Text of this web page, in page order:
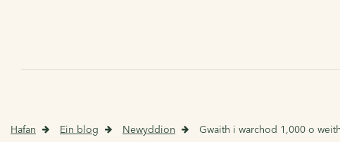
Hafan Ein blog Newyddion Gwaith i warchod 1,000 o